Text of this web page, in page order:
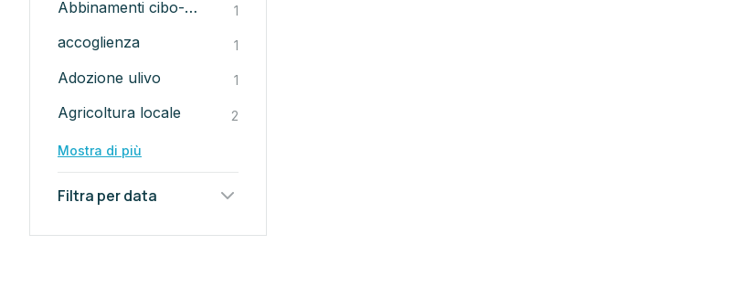
Abbinamenti cibo-birra 1
accoglienza 1
Adozione ulivo 1
Agricoltura locale 2
Mostra di più
Filtra per data